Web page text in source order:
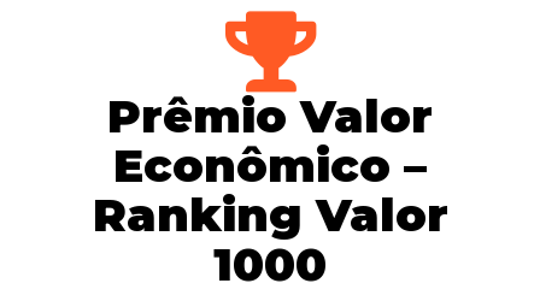
Prêmio Valor
Econômico –
Ranking Valor
1000